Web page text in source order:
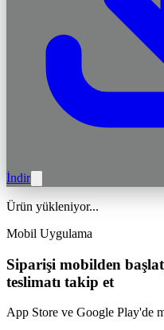
İndir
Ürün yükleniyor...
Mobil Uygulama
Siparişi mobilden
teslimatı takip et
App Store ve Google Play'de